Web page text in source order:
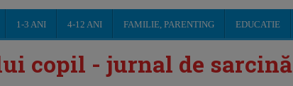
1-3 ANI 4-12 ANI FAMILIE, PARENTING EDUCATIE
copil - jurnal de sarcină